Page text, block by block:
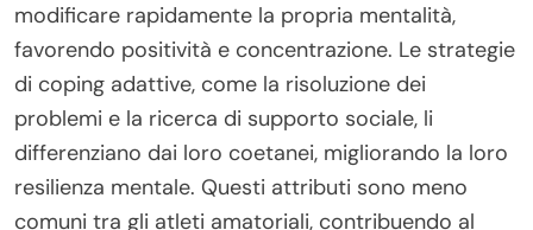
modificare rapidamente la propria mentalità,
favorendo positività e concentrazione. Le strategie
di coping adattive, come la risoluzione dei
problemi e la ricerca di supporto sociale, li
differenziano dai loro coetanei, migliorando la loro
resilienza mentale. Questi attributi sono meno
comuni tra gli atleti amatoriali, contribuendo al